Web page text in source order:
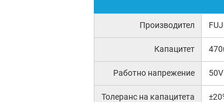
Производител
Капацитет
Работно напрежение 50V
Толеранс на капацитета